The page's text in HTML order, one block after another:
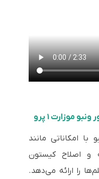
موزارت ۱ پرو
با امکاناتی مانند
و اصلاح کیستون
را ارائه می‌دهد.